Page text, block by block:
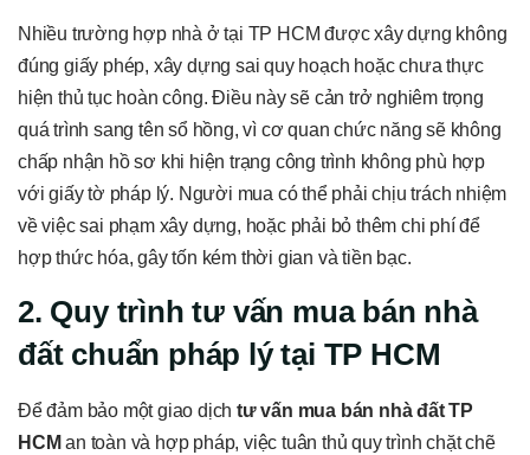
Nhiều trường hợp nhà ở tại TP HCM được xây dựng không
đúng giấy phép, xây dựng sai quy hoạch hoặc chưa thực
hiện thủ tục hoàn công. Điều này sẽ cản trở nghiêm trọng
quá trình sang tên sổ hồng, vì cơ quan chức năng sẽ không
chấp nhận hồ sơ khi hiện trạng công trình không phù hợp
với giấy tờ pháp lý. Người mua có thể phải chịu trách nhiệm
về việc sai phạm xây dựng, hoặc phải bỏ thêm chi phí để
hợp thức hóa, gây tốn kém thời gian và tiền bạc.
2. Quy trình tư vấn mua bán nhà
đất chuẩn pháp lý tại TP HCM
Để đảm bảo một giao dịch tư vấn mua bán nhà đất TP
HCM an toàn và hợp pháp, việc tuân thủ quy trình chặt chẽ